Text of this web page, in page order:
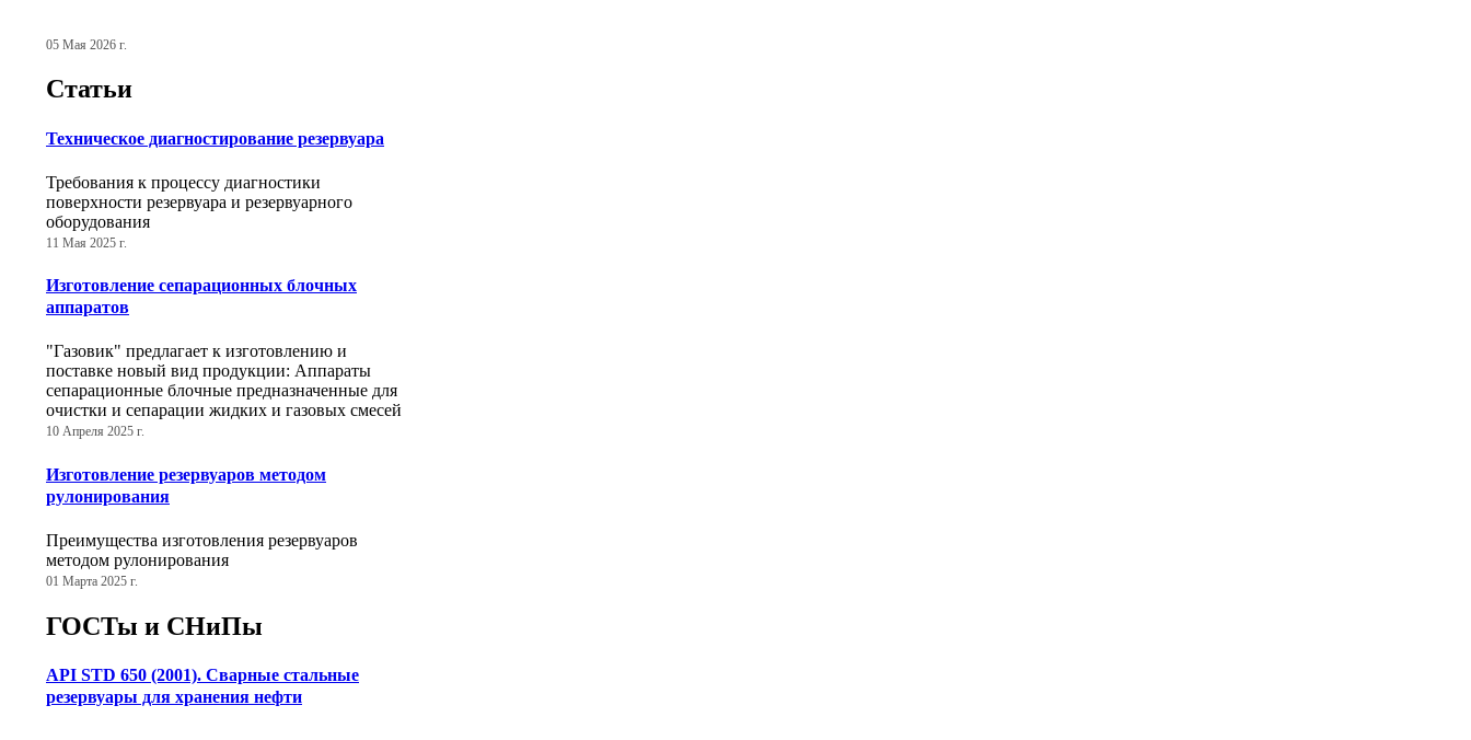
05 Мая 2026 г.
Статьи
Техническое диагностирование резервуара
Требования к процессу диагностики
поверхности резервуара и резервуарного
оборудования
11 Мая 2025 г.
Изготовление сепарационных блочных
аппаратов
"Газовик" предлагает к изготовлению и
поставке новый вид продукции: Аппараты
сепарационные блочные предназначенные для
очистки и сепарации жидких и газовых смесей
10 Апреля 2025 г.
Изготовление резервуаров методом
рулонирования
Преимущества изготовления резервуаров
методом рулонирования
01 Марта 2025 г.
ГОСТы и СНиПы
API STD 650 (2001). Сварные стальные
резервуары для хранения нефти